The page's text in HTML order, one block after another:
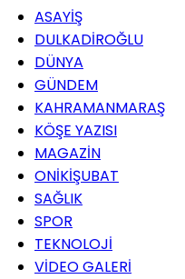
ASAYİŞ
DULKADİROĞLU
DÜNYA
GÜNDEM
KAHRAMANMARAŞ
KÖŞE YAZISI
MAGAZİN
ONİKİŞUBAT
SAĞLIK
SPOR
TEKNOLOJİ
VİDEO GALERİ